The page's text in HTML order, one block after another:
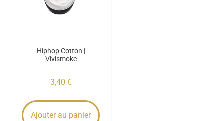
Hiphop Cotton |
Vivismoke
3,40 €
Ajouter au panier